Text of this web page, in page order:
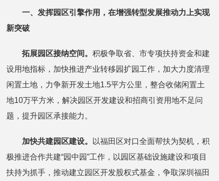
一、发挥园区引擎作用，在增强转型发展推动力上实现
新突破
拓展园区接纳空间。积极争取省、市专项扶持资金和建
设用地指标，加快推进产业转移园扩园工作，加大力度清理
闲置土地，力争新开发土地1.5平方公里，整合收储闲置土
地10万平方米，解决园区开发建设和招商引资用地不足问
题，提升园区承接能力。
加快共建园区建设。
以福田区对口全面帮扶为契机，积
极推进合作共建“园中园”工作，以园区基础设施建设和项目
扶持为抓手，推动建立园区开发股权式基金，争取深圳福田